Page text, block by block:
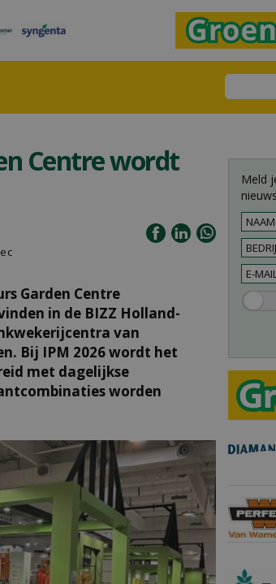
Centre wordt
Garden Centre
in de BIZZ Holland-
van
Bij IPM 2026 wordt het
met dagelijkse
worden
Meld